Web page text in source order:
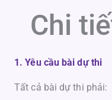
Chi
1. Yêu cầu bài dự thi
Tất cả bài dự thi phải: